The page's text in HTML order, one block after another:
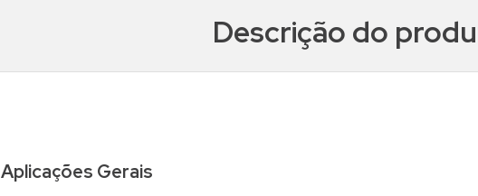
Descrição do
Aplicações Gerais